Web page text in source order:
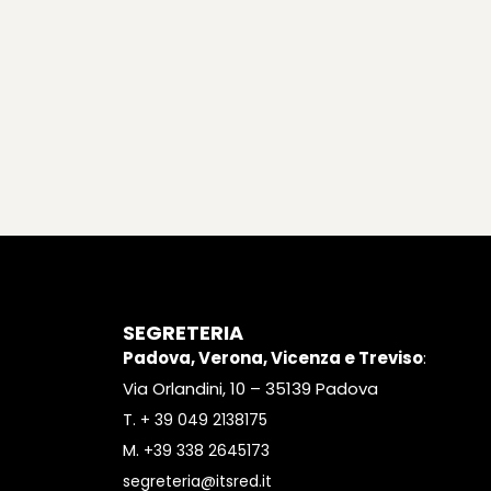
SEGRETERIA
Padova, Verona, Vicenza e Treviso:
Via Orlandini, 10 – 35139 Padova
T. + 39 049 2138175
M. +39 338 2645173
segreteria@itsred.it